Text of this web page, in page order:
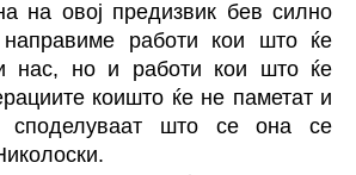
на овој предизвик бев силно
работи кои што ќе
нас, но и работи кои што ќе
коишто ќе не паметат и
споделуваат што се она се